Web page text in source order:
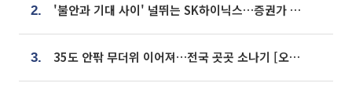
2. '불안과 기대 사이' 널뛰는 SK하이닉스…증권가 "HBM4·LTA 기반 펀터멘털 견고"
3. 35도 안팎 무더위 이어져…전국 곳곳 소나기 [오늘 날씨]